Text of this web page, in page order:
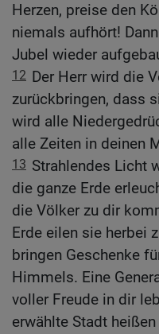
Herzen, preise den
niemals aufhört!
Jubel wieder
12 Der Herr wird die
zurückbringen, dass
wird alle
alle Zeiten in deinen
13 Strahlendes Licht
die ganze Erde
die Völker zu dir
Erde eilen sie herbei
bringen Geschenke
Himmels. Eine
voller Freude in dir
erwählte Stadt